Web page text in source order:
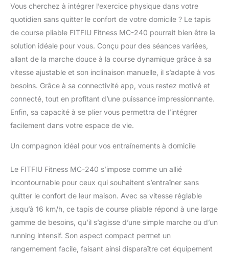
Vous cherchez à intégrer l’exercice physique dans votre
quotidien sans quitter le confort de votre domicile ? Le tapis
de course pliable FITFIU Fitness MC-240 pourrait bien être la
solution idéale pour vous. Conçu pour des séances variées,
allant de la marche douce à la course dynamique grâce à sa
vitesse ajustable et son inclinaison manuelle, il s’adapte à vos
besoins. Grâce à sa connectivité app, vous restez motivé et
connecté, tout en profitant d’une puissance impressionnante.
Enfin, sa capacité à se plier vous permettra de l’intégrer
facilement dans votre espace de vie.
Un compagnon idéal pour vos entraînements à domicile
Le FITFIU Fitness MC-240 s’impose comme un allié
incontournable pour ceux qui souhaitent s’entraîner sans
quitter le confort de leur maison. Avec sa vitesse réglable
jusqu’à 16 km/h, ce tapis de course pliable répond à une large
gamme de besoins, qu’il s’agisse d’une simple marche ou d’un
running intensif. Son aspect compact permet un
rangemement facile, faisant ainsi disparaître cet équipement